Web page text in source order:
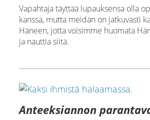
Vapahtaja täyttää lupauksensa olla
kanssa, mutta meidän on jatkuvasti
Häneen, jotta voisimme huomata
ja nauttia siitä.
Anteeksiannon